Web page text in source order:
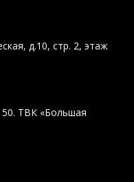
д.10, стр. 2, этаж
50. ТВК «Большая